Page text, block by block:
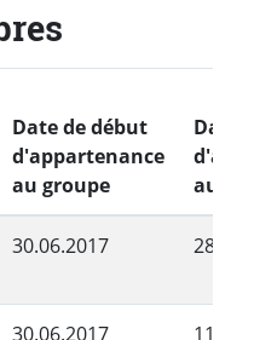
Date de début
d'appartenance
au groupe
Date
au
30.06.2017
30.06.2017